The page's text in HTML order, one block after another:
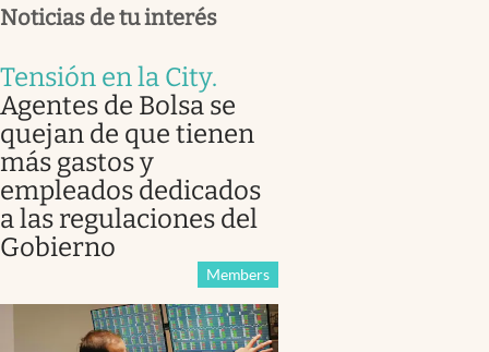
Noticias de tu interés
Tensión en la City.
Agentes de Bolsa se
quejan de que tienen
más gastos y
empleados dedicados
a las regulaciones del
Gobierno
Members